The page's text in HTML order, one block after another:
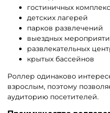
83 895 ₽
79 900 ₽
Предзаказ